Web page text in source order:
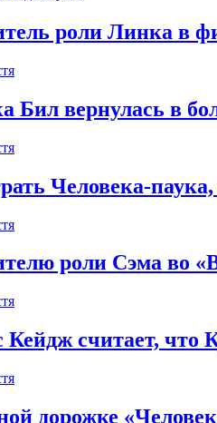
роли Линка в
Бил вернулась в
Человека-
роли Сэма во
считает, что
дорожке